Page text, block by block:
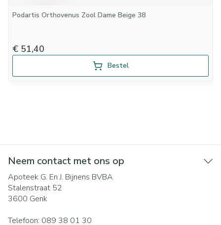
Podartis Orthovenus Zool Dame Beige 38
€ 51,40
Bestel
Neem contact met ons op
Apoteek G. En J. Bijnens BVBA
Stalenstraat 52
3600 Genk
Telefoon: 089 38 01 30